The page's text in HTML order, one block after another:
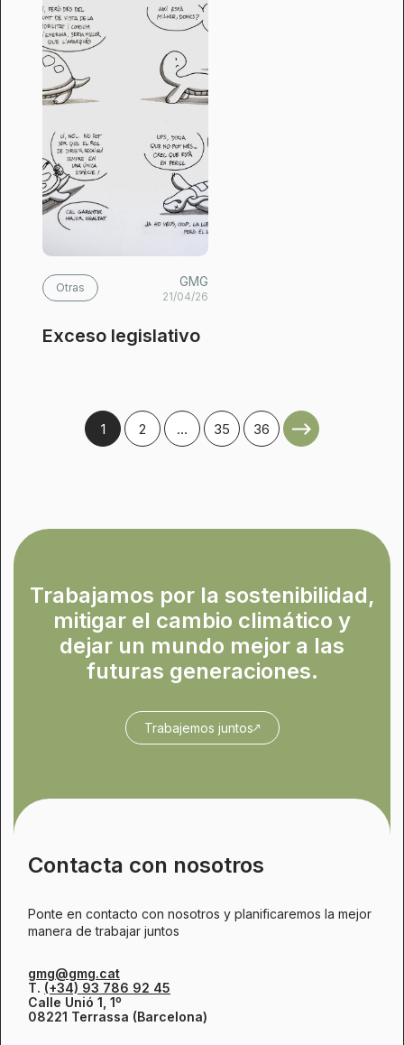
Otras GMG
21/04/26
Exceso legislativo
1 2 … 35 36
Trabajamos por la sostenibilidad,
mitigar el cambio climático y
dejar un mundo mejor a las
futuras generaciones.
Trabajemos juntos
Contacta con nosotros
Ponte en contacto con nosotros y planificaremos la mejor
manera de trabajar juntos
gmg@gmg.cat
T. (+34) 93 786 92 45
Calle Unió 1, 1º
08221 Terrassa (Barcelona)